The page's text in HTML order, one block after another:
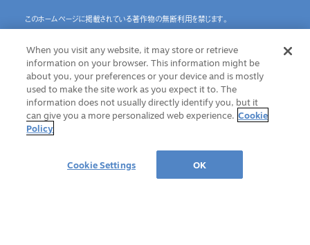
このホームページに掲載されている著作物の無断利用を禁じます。
NEWS
WORKS
SPECIAL
INTERVIEW
ABOUT
プライバシーポリシー
Cookie Settings
When you visit any website, it may store or retrieve
information on your browser. This information might be
about you, your preferences or your device and is mostly
used to make the site work as you expect it to. The
information does not usually directly identify you, but it
can give you a more personalized web experience. Cookie
Policy
Cookie Settings OK